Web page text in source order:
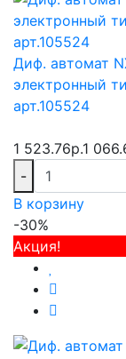
Диф. автомат
электронный
арт.105524
1 523.76р.1
-
В корзину
-30%
Акция!